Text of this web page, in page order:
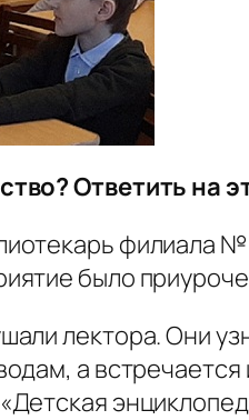
Ответить на
филиала
было
лектора. Они
а